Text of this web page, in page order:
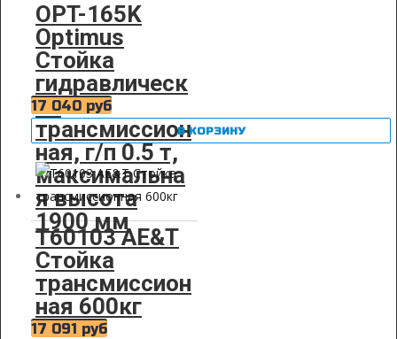
OPT-165K
Optimus
Стойка
гидравлическ
ая
трансмиссион
ная, г/п 0.5 т,
максимальна
я высота
1900 мм
17 040 руб
В КОРЗИНУ
T60103 AE&T
Стойка
трансмиссион
ная 600кг
17 091 руб